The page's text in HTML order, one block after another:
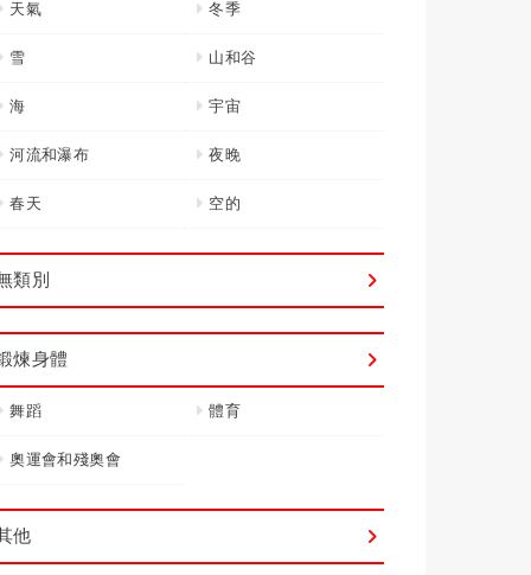
天氣 冬季
雪 山和谷
海 宇宙
河流和瀑布 夜晚
春天 空的
類別
煉身體
舞蹈 體育
奧運會和殘奧會
他